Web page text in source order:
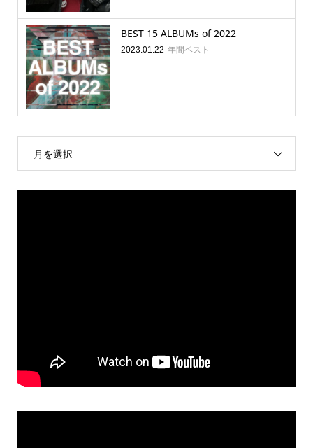
BEST 15 ALBUMs of 2022
2023.01.22 年間ベスト
月を選択